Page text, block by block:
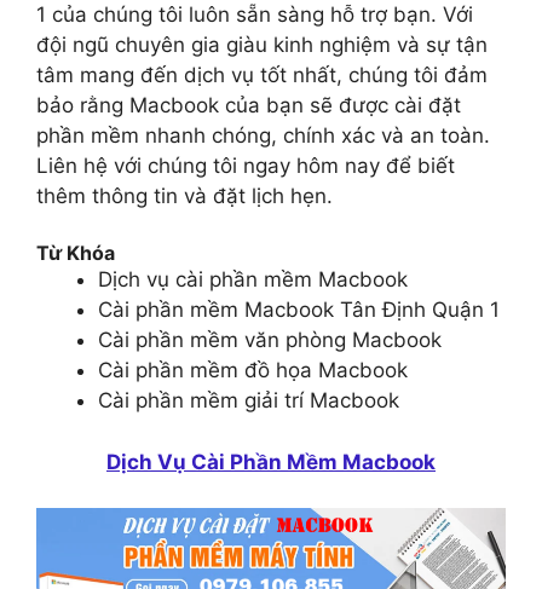
1 của chúng tôi luôn sẵn sàng hỗ trợ bạn. Với
đội ngũ chuyên gia giàu kinh nghiệm và sự tận
tâm mang đến dịch vụ tốt nhất, chúng tôi đảm
bảo rằng Macbook của bạn sẽ được cài đặt
phần mềm nhanh chóng, chính xác và an toàn.
Liên hệ với chúng tôi ngay hôm nay để biết
thêm thông tin và đặt lịch hẹn.
Từ Khóa
Dịch vụ cài phần mềm Macbook
Cài phần mềm Macbook Tân Định Quận 1
Cài phần mềm văn phòng Macbook
Cài phần mềm đồ họa Macbook
Cài phần mềm giải trí Macbook
Dịch Vụ Cài Phần Mềm Macbook